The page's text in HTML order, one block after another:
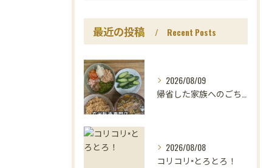
最近の投稿 Recent Posts
2026/08/09
帰省した家族へのごちそうは、
2026/08/08
コリコリ×とろとろ！